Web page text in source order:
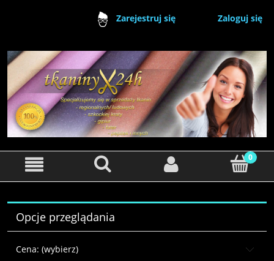
Zarejestruj się Zaloguj się
Opcje przeglądania
Cena: (wybierz)